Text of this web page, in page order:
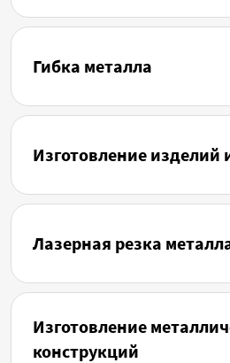
Гибка металла
Изготовление изделий
Лазерная резка
Изготовление
конструкций